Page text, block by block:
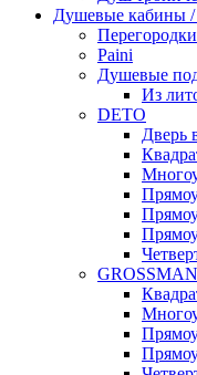
Душевые кабины /
Paini
Душевые
Из
DETO
Дверь
GROSSMAN